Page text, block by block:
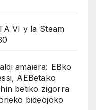
VI y la Steam
amaiera: EBko
AEBetako
betiko zigorra
bideojoko